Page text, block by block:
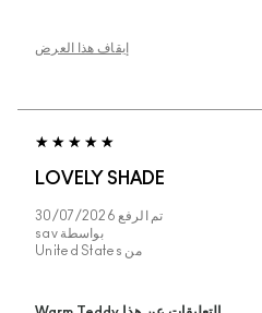
إيقاف هذا العرض
LOVELY SHADE
30/07/2026
sav
United States